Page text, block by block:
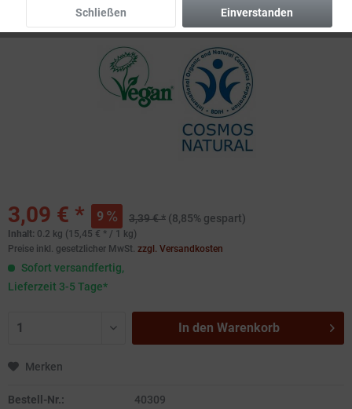
3,09 € * 9 3,39 € * (8,85% gespart)
Inhalt: 0.2 kg (15,45 € * / 1 kg)
Preise inkl. gesetzlicher MwSt. zzgl. Versandkosten
Sofort versandfertig,
Lieferzeit 3-5 Tage*
In den Warenkorb
Merken
Bestell-Nr.:
40309
Einverstanden
Schließen